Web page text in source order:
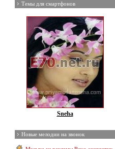
Темы для смартфонов
Sneha
Новые мелодии на звонок